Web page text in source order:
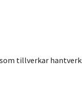
tillverkar